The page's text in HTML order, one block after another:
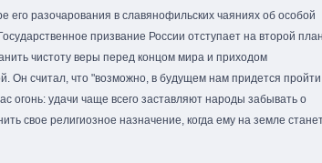
разочарования в славянофильских чаяниях об особой
призвание России отступает на второй
чистоту веры перед концом мира и приходом
Он считал, что "возможно, в будущем нам придется пройти
огонь: удачи чаще всего заставляют народы забывать о
свое религиозное назначение, когда ему на земле